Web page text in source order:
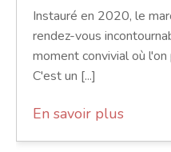
Instauré en 2020, le
rendez-vous
moment convivial où
C'est un [...]
En savoir plus